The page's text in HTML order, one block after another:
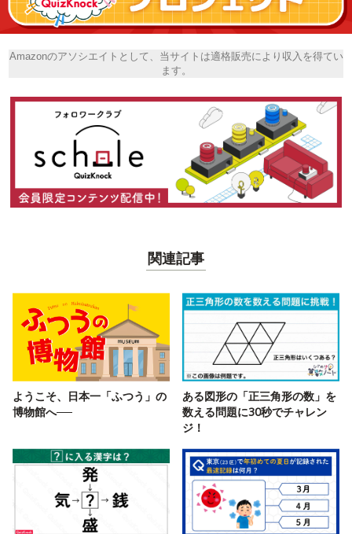
Amazonのアソシエイトとして、当サイトは適格販売により収入を得てい
ます。
関連記事
ようこそ、日本一「ふつう」の
博物館へ──
ある図形の「正三角形の数」を
数える問題に30秒でチャレン
ジ！